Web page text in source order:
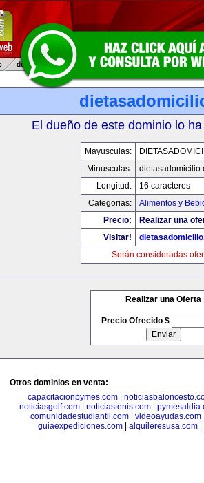
El dueño de este dominio lo
Mayusculas:
Minusculas:
Longitud:
16 caracteres
Categorias:
Alimentos y
Precio:
Realizar una
Visitar!
Serán consideradas
Realizar una Oferta
Precio Ofrecido $
Otros dominios en venta:
capacitacionpymes.com|
noticiasgolf.com| noticiastenis.com|
comunidadestudiantil.com| videoayudas.com
guiaexpediciones.com| alquileresusa.com|